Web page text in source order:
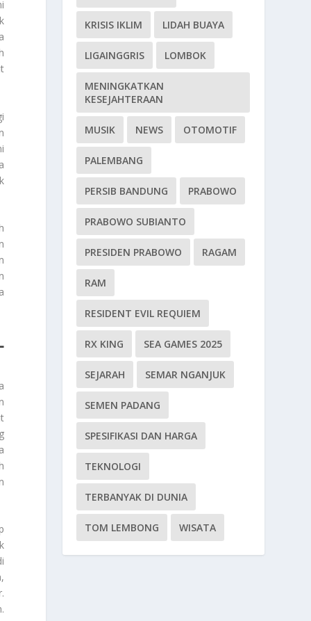
KRISIS IKLIM LIDAH BUAYA
LIGAINGGRIS LOMBOK
MENINGKATKAN
KESEJAHTERAAN
MUSIK NEWS OTOMOTIF
PALEMBANG
PERSIB BANDUNG PRABOWO
PRABOWO SUBIANTO
PRESIDEN PRABOWO RAGAM
RAM
RESIDENT EVIL REQUIEM
RX KING SEA GAMES 2025
SEJARAH SEMAR NGANJUK
SEMEN PADANG
SPESIFIKASI DAN HARGA
TEKNOLOGI
TERBANYAK DI DUNIA
TOM LEMBONG WISATA